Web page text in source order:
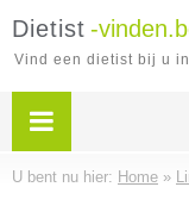
Dietist -
Vind een dietist bij u
U bent nu hier: Home »